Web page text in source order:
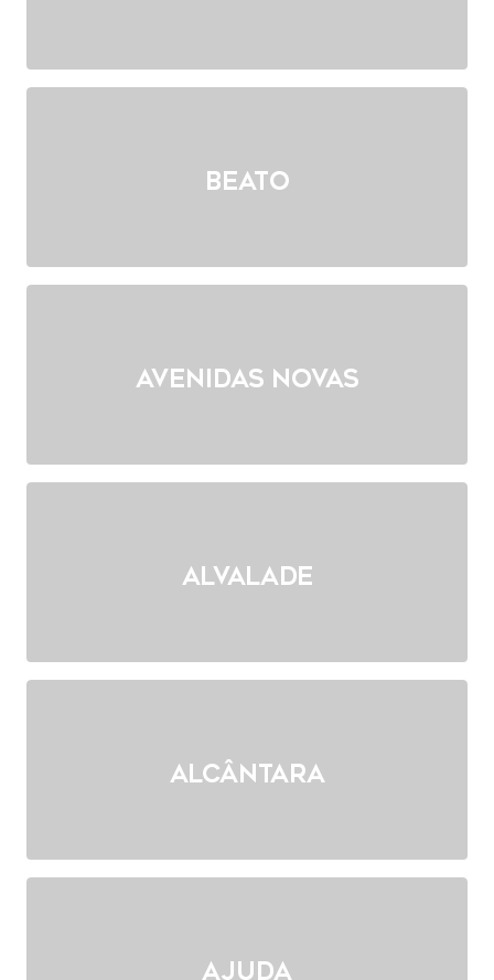
Beato
Avenidas Novas
Alvalade
Alcântara
Ajuda